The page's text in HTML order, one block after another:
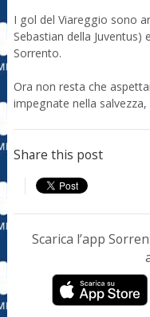
I gol del Viareggio sono
Sebastian della Juventus)
Sorrento.
Ora non resta che
impegnate nella
Share this post
Scarica l’app